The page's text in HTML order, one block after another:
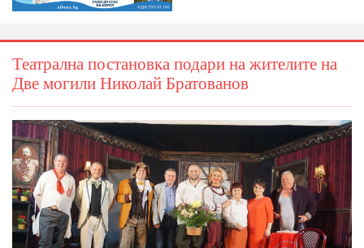
Театрална постановка подари на жителите на
Две могили Николай Братованов